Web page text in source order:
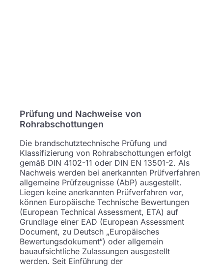
Prüfung und Nachweise von
Rohrabschottungen
Die brandschutztechnische Prüfung und
Klassifizierung von Rohrabschottungen erfolgt
gemäß DIN 4102-11 oder DIN EN 13501-2. Als
Nachweis werden bei anerkannten Prüfverfahren
allgemeine Prüfzeugnisse (AbP) ausgestellt.
Liegen keine anerkannten Prüfverfahren vor,
können Europäische Technische Bewertungen
(European Technical Assessment, ETA) auf
Grundlage einer EAD (European Assessment
Document, zu Deutsch „Europäisches
Bewertungsdokument“) oder allgemein
bauaufsichtliche Zulassungen ausgestellt
werden. Seit Einführung der